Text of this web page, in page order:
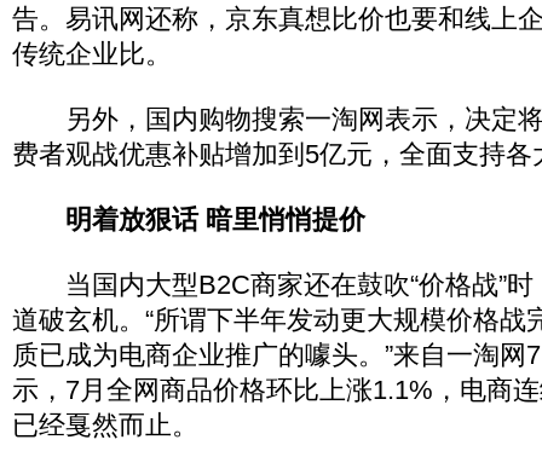
告。易讯网还称，京东真想比价也要和线上
传统企业比。
另外，国内购物搜索一淘网表示，决定
费者观战优惠补贴增加到5亿元，全面支持各
明着放狠话 暗里悄悄提价
当国内大型B2C商家还在鼓吹“价格战”时
道破玄机。“所谓下半年发动更大规模价格战
质已成为电商企业推广的噱头。”来自一淘网
示，7月全网商品价格环比上涨1.1%，电商
已经戛然而止。